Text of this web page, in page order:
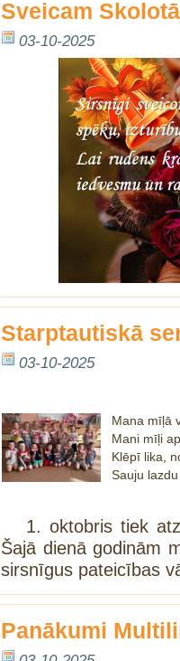
Sveicam
03-10-2025
Starptautiskā
03-10-2025
Mana mīļā
Mani mīļi
Klēpī lika,
Sauju
1. oktobris tiek
Šajā dienā godinām
sirsnīgus pateicības
Panākumi